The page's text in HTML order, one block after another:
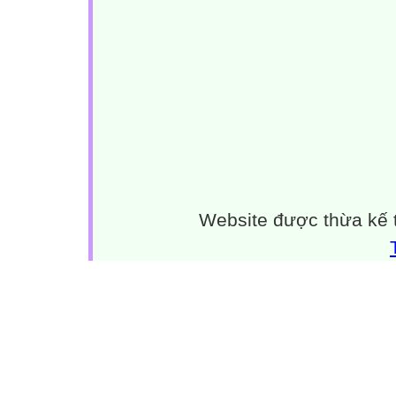
Website được thừa